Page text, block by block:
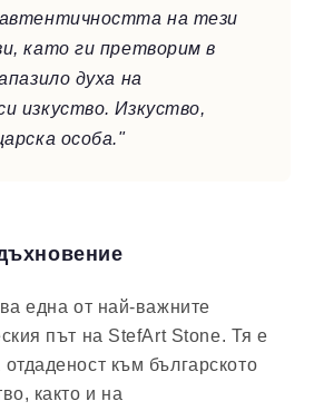
на тези
като ги претворим в
духа на
изкуство. Изкуство,
особа."
една от най-важните
път на StefArt Stone. Тя е
към българското
както и на